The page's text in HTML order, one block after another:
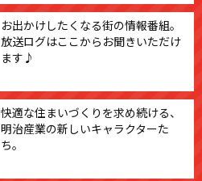
お出かけしたくなる街の情報番組。
放送ログはここからお聞きいただけ
ます♪
快適な住まいづくりを求め続ける、
明治産業の新しいキャラクターた
ち。